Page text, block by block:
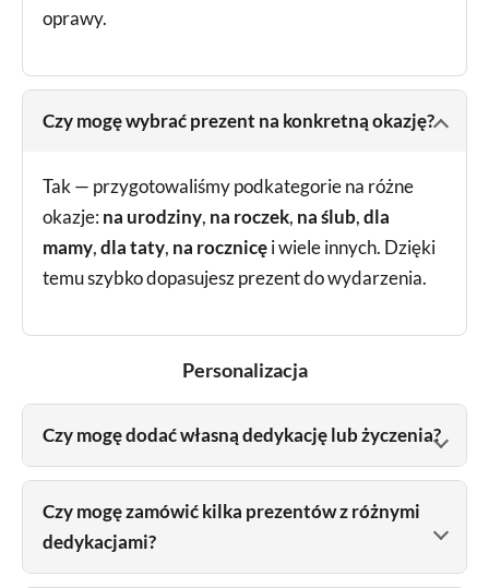
oprawy.
Czy mogę wybrać prezent na konkretną okazję?
Tak — przygotowaliśmy podkategorie na różne
okazje: na urodziny, na roczek, na ślub,dla
mamy,dla taty, na rocznicęi wiele innych. Dzięki
temu szybko dopasujesz prezent do wydarzenia.
Personalizacja
Czy mogę dodać własną dedykację lub życzenia?
Czy mogę zamówić kilka prezentów z różnymi
dedykacjami?